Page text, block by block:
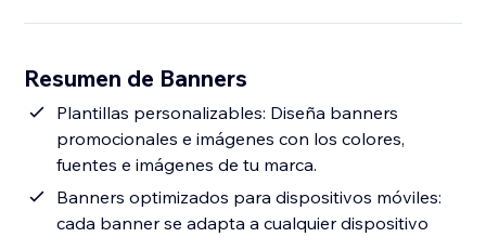
Resumen de Banners
Plantillas personalizables: Diseña banners
promocionales e imágenes con los colores,
fuentes e imágenes de tu marca.
Banners optimizados para dispositivos móviles:
cada banner se adapta a cualquier dispositivo